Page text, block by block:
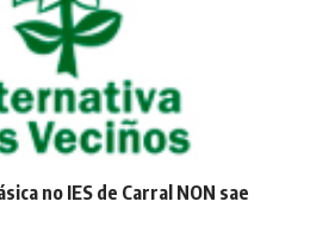
no IES de Carral NON sae